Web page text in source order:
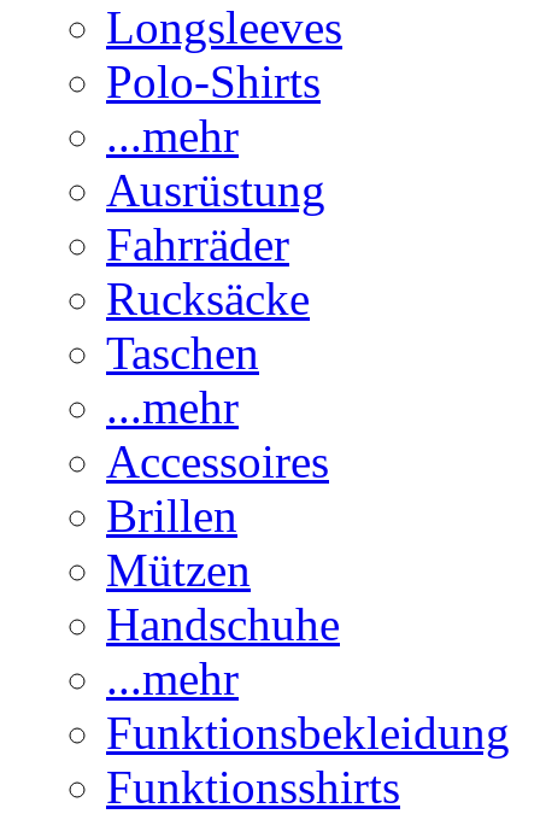
Longsleeves
Polo-Shirts
...mehr
Ausrüstung
Fahrräder
Rucksäcke
Taschen
...mehr
Accessoires
Brillen
Mützen
Handschuhe
...mehr
Funktionsbekleidung
Funktionsshirts